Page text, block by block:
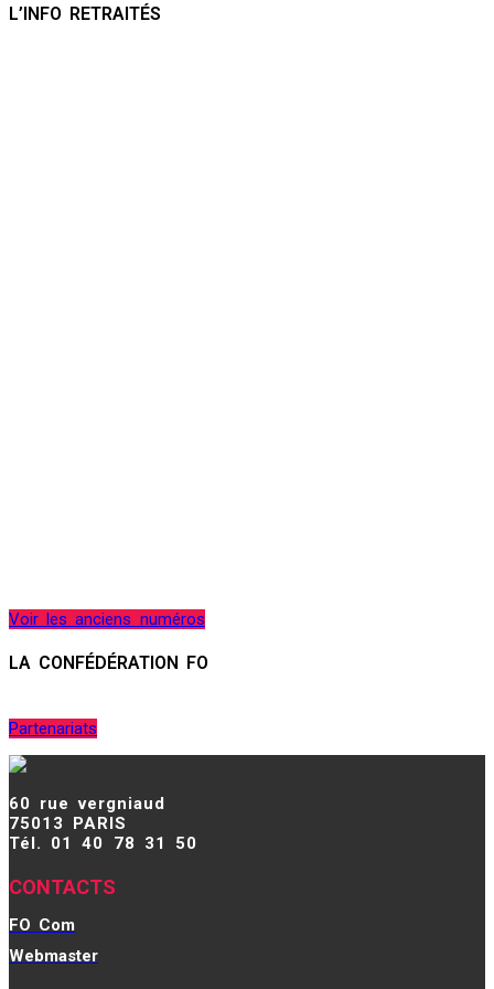
L’INFO RETRAITÉS
Voir les anciens numéros
LA CONFÉDÉRATION FO
Partenariats
60 rue vergniaud
75013 PARIS
Tél. 01 40 78 31 50
CONTACTS
FO Com
Webmaster